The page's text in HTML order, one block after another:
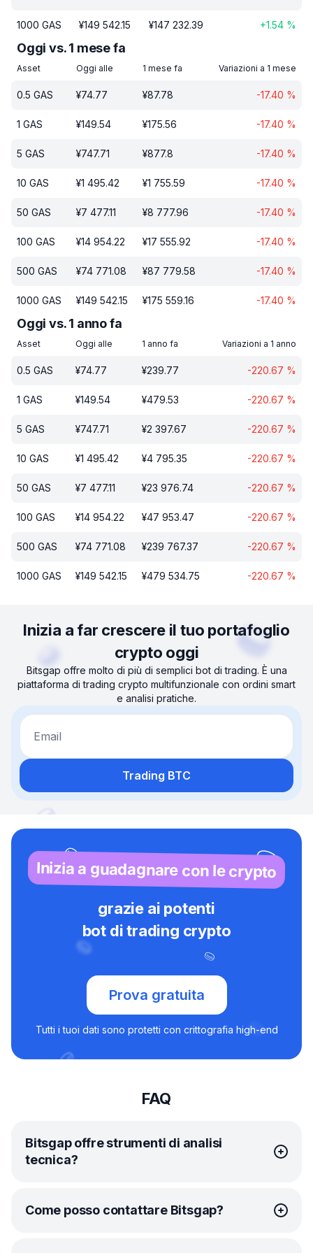
1000 GAS ¥149 542.15 ¥147 232.39 +1.54 %
Oggi vs. 1 mese fa
Asset Oggi alle 1 mese fa Variazioni a 1 mese
0.5 GAS ¥74.77 ¥87.78 -17.40 %
1 GAS ¥149.54 ¥175.56 -17.40 %
5 GAS ¥747.71 ¥877.8 -17.40 %
10 GAS ¥1 495.42 ¥1 755.59 -17.40 %
50 GAS ¥7 477.11 ¥8 777.96 -17.40 %
100 GAS ¥14 954.22 ¥17 555.92 -17.40 %
500 GAS ¥74 771.08 ¥87 779.58 -17.40 %
1000 GAS ¥149 542.15 ¥175 559.16 -17.40 %
Oggi vs. 1 anno fa
Asset Oggi alle 1 anno fa Variazioni a 1 anno
0.5 GAS ¥74.77 ¥239.77 -220.67 %
1 GAS ¥149.54 ¥479.53 -220.67 %
5 GAS ¥747.71 ¥2 397.67 -220.67 %
10 GAS ¥1 495.42 ¥4 795.35 -220.67 %
50 GAS ¥7 477.11 ¥23 976.74 -220.67 %
100 GAS ¥14 954.22 ¥47 953.47 -220.67 %
500 GAS ¥74 771.08 ¥239 767.37 -220.67 %
1000 GAS ¥149 542.15 ¥479 534.75 -220.67 %
Inizia a far crescere il tuo portafoglio
crypto oggi
Bitsgap offre molto di più di semplici bot di trading. È una
piattaforma di trading crypto multifunzionale con ordini smart
e analisi pratiche.
Email
Trading BTC
Inizia a guadagnare con le crypto
grazie ai potenti
bot di trading crypto
Prova gratuita
Tutti i tuoi dati sono protetti con crittografia high-end
FAQ
Bitsgap offre strumenti di analisi
tecnica?
Certo! In proposito, Bitsgap ha forgiato un’alleanza unica
con TradingView, in modo da farti avere tutti gli strumenti
Come posso contattare Bitsgap?